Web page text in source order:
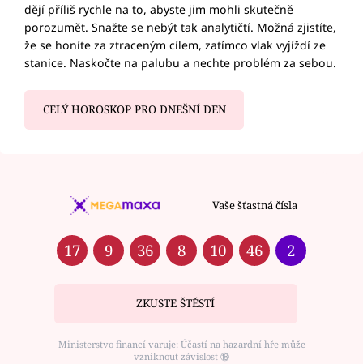
dějí příliš rychle na to, abyste jim mohli skutečně
porozumět. Snažte se nebýt tak analytičtí. Možná zjistíte,
že se honíte za ztraceným cílem, zatímco vlak vyjíždí ze
stanice. Naskočte na palubu a nechte problém za sebou.
CELÝ HOROSKOP PRO DNEŠNÍ DEN
Vaše šťastná čísla
17 9 36 8 10 46 2
ZKUSTE ŠTĚSTÍ
Ministerstvo financí varuje: Účastí na hazardní hře může
vzniknout závislost ⑱